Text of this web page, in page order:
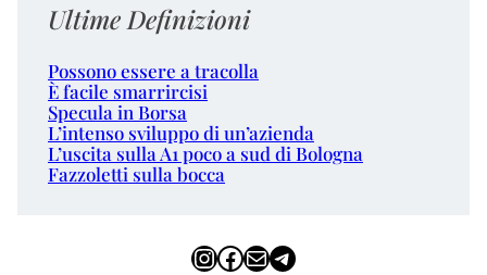
Ultime Definizioni
Possono essere a tracolla
È facile smarrircisi
Specula in Borsa
L’intenso sviluppo di un’azienda
L’uscita sulla A1 poco a sud di Bologna
Fazzoletti sulla bocca
InstagramFacebook Email Telegram